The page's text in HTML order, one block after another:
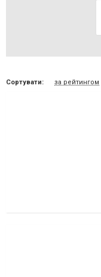
Сортувати: за рейтингом